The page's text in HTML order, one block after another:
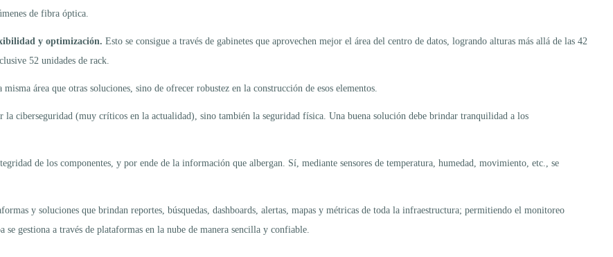
de fibra óptica.
y optimización. Esto se consigue a través de gabinetes que aprovechen mejor el área del centro de datos, logrando alturas más allá de las 42
52 unidades de rack.
área que otras soluciones, sino de ofrecer robustez en la construcción de esos elementos.
la ciberseguridad (muy críticos en la actualidad), sino también la seguridad física. Una buena solución debe brindar tranquilidad a los
de los componentes, y por ende de la información que albergan. Sí, mediante sensores de temperatura, humedad, movimiento, etc., se
y soluciones que brindan reportes, búsquedas, dashboards, alertas, mapas y métricas de toda la infraestructura; permitiendo el monitoreo
gestiona a través de plataformas en la nube de manera sencilla y confiable.